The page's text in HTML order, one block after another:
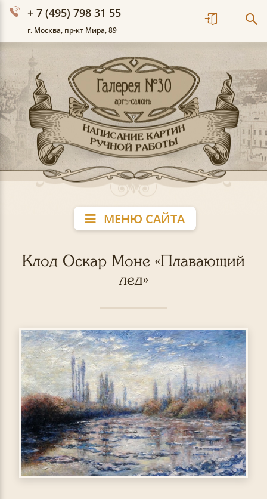
+ 7 (495) 798 31 55
г. Москва, пр-кт Мира, 89
МЕНЮ САЙТА
Клод Оскар Моне «Плавающий
лед»